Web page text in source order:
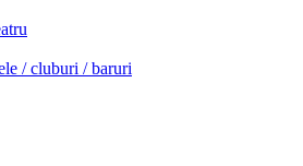
/ cluburi / baruri